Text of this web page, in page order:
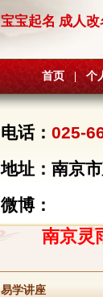
宝宝起名 成人
首页 | 个
电话： 025-
地址：南京
微博：
南京灵
易学讲座